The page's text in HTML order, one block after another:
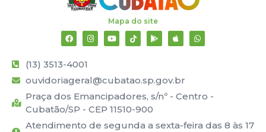
Mapa do site
(13) 3513-4001
ouvidoriageral@cubatao.sp.gov.br
Praça dos Emancipadores, s/nº - Centro -
Cubatão/SP - CEP 11510-900
Atendimento de segunda a sexta-feira das 8 às 17